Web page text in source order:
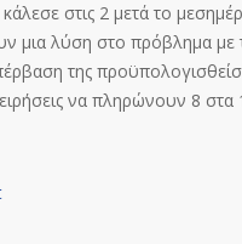
στις 2 μετά το
μια λύση στο πρόβλημα με
της
να πληρώνουν 8